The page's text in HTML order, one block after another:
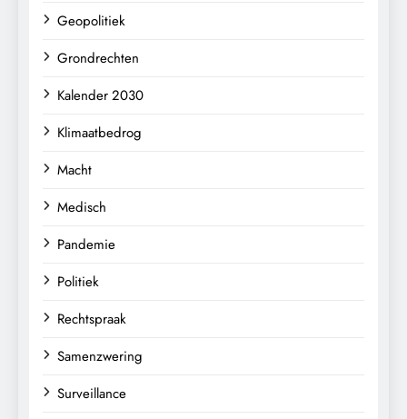
Geopolitiek
Grondrechten
Kalender 2030
Klimaatbedrog
Macht
Medisch
Pandemie
Politiek
Rechtspraak
Samenzwering
Surveillance